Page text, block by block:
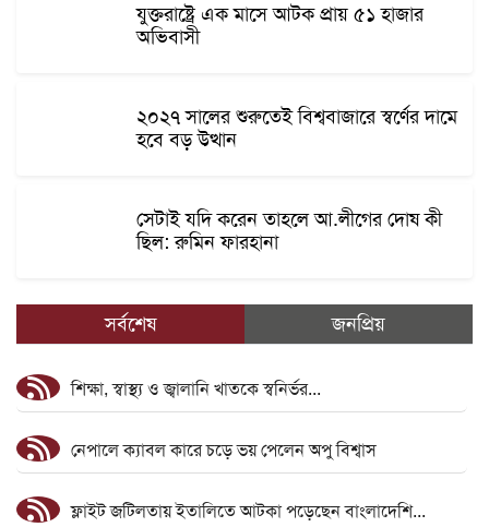
যুক্তরাষ্ট্রে এক মাসে আটক প্রায় ৫১ হাজার
অভিবাসী
২০২৭ সালের শুরুতেই বিশ্ববাজারে স্বর্ণের দামে
হবে বড় উত্থান
সেটাই যদি করেন তাহলে আ.লীগের দোষ কী
ছিল: রুমিন ফারহানা
সর্বশেষ জনপ্রিয়
শিক্ষা, স্বাস্থ্য ও জ্বালানি খাতকে স্বনির্ভর...
নেপালে ক্যাবল কারে চড়ে ভয় পেলেন অপু বিশ্বাস
ফ্লাইট জটিলতায় ইতালিতে আটকা পড়েছেন বাংলাদেশি...